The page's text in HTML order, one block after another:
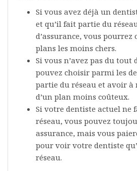
Si vous avez déjà un
et qu’il fait partie du
d’assurance, vous pourrez
plans les moins chers.
Si vous n’avez pas du tout
pouvez choisir parmi les
partie du réseau et avoir à
d’un plan moins coûteux.
Si votre dentiste actuel ne
réseau, vous pouvez
assurance, mais vous
pour voir votre dentiste
réseau.